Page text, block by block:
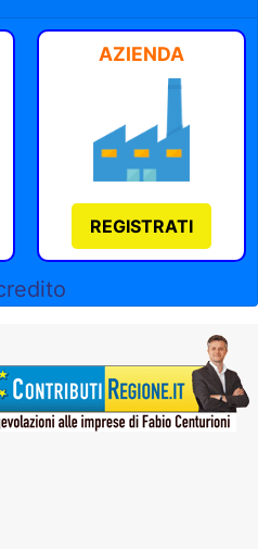
AZIENDA
REGISTRATI